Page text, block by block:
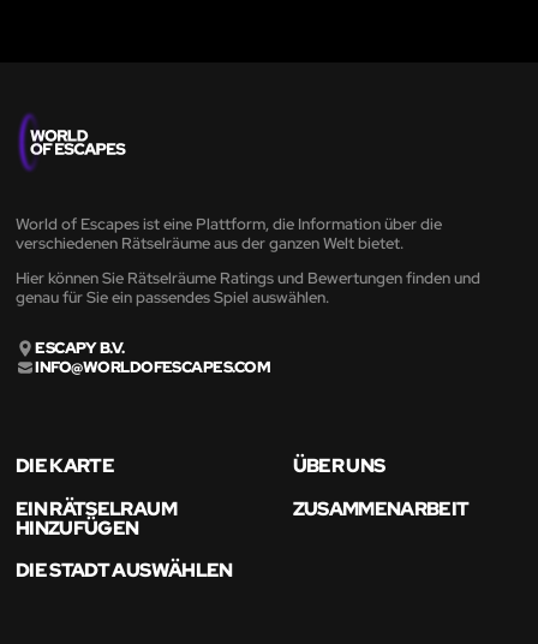
World of Escapes ist eine Plattform, die Information über die
verschiedenen Rätselräume aus der ganzen Welt bietet.
Hier können Sie Rätselräume Ratings und Bewertungen finden und
genau für Sie ein passendes Spiel auswählen.
ESCAPY B.V.
INFO@WORLDOFESCAPES.COM
DIE KARTE
ÜBER UNS
EIN RÄTSELRAUM
HINZUFÜGEN
ZUSAMMENARBEIT
DIE STADT AUSWÄHLEN